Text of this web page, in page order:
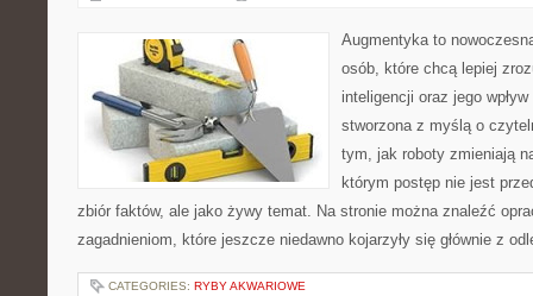
Augmentyka to
osób, które chcą lepiej
inteligencji oraz jego
stworzona z myślą o
tym, jak roboty zmieniają
którym postęp nie jest
zbiór faktów, ale jako żywy temat. Na stronie można znaleźć
zagadnieniom, które jeszcze niedawno kojarzyły się głównie z
CATEGORIES: RYBY AKWARIOWE